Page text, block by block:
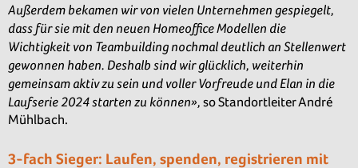
Außerdem bekamen wir von vielen Unternehmen gespiegelt,
dass für sie mit den neuen Homeoffice Modellen die
Wichtigkeit von Teambuilding nochmal deutlich an Stellenwert
gewonnen haben. Deshalb sind wir glücklich, weiterhin
gemeinsam aktiv zu sein und voller Vorfreude und Elan in die
Laufserie 2024 starten zu können», so Standortleiter André
Mühlbach.
3-fach Sieger: Laufen, spenden, registrieren mit